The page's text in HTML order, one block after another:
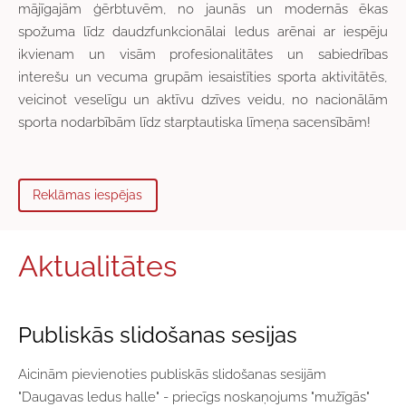
mājīgajām ģērbtuvēm, no jaunās un modernās ēkas
spožuma līdz daudzfunkcionālai ledus arēnai ar iespēju
ikvienam un visām profesionalitātes un sabiedrības
interešu un vecuma grupām iesaistīties sporta aktivitātēs,
veicinot veselīgu un aktīvu dzīves veidu, no nacionālām
sporta nodarbībām līdz starptautiska līmeņa sacensībām!
Reklāmas iespējas
Aktualitātes
Publiskās slidošanas sesijas
Aicinām pievienoties publiskās slidošanas sesijām
"Daugavas ledus halle" - priecīgs noskaņojums "mužīgās"